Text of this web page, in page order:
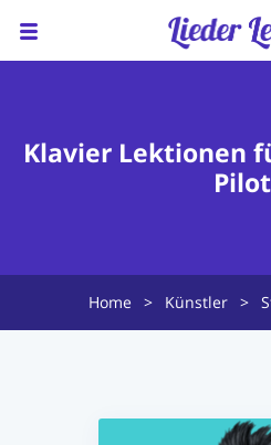
Über uns
Klavier Lektionen
Home > Künstler >